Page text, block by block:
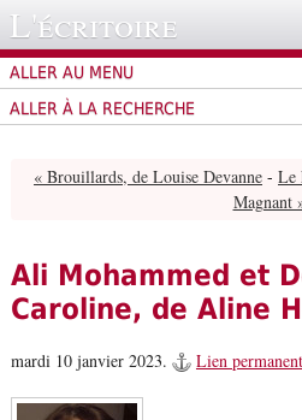
L'écritoire
ALLER AU MENU
ALLER À LA RECHERCHE
« Brouillards, de Louise Devanne - Le
Magnant
Ali Mohammed et
Caroline, de Aline
mardi 10 janvier 2023. Lien permanent